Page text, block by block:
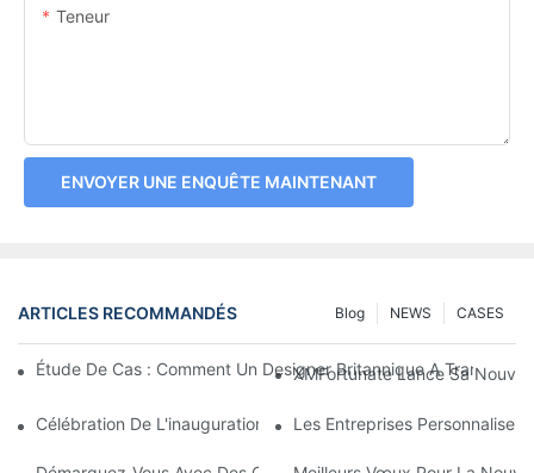
Teneur
ENVOYER UNE ENQUÊTE MAINTENANT
ARTICLES RECOMMANDÉS CASES
NEWS
Blog
Étude De Cas : Comment Un Designer Britannique A
XMFortunate Lance Sa
Célébration De L'inauguration À L'occasion Du Nouvel An
Les Entreprises